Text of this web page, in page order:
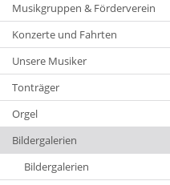
Musikgruppen & Förderverein
Konzerte und Fahrten
Unsere Musiker
Tonträger
Orgel
Bildergalerien
Bildergalerien